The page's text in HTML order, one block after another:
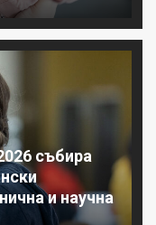
събира
и научна